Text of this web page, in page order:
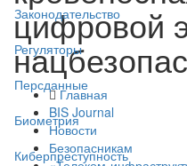
Законодательство
Регуляторы
Персданные
Биометрия
Киберпреступность
цифровой
Главная
BIS Journal
Новости
Безопасникам